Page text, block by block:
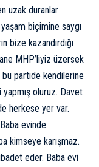
uzak duranlar
yaşam biçimine saygı
bize kazandırdığı
MHP’liyiz üzersek
bu partide kendilerine
yapmış oluruz. Davet
herkese yer var.
evinde
kimseye karışmaz.
eder. Baba evi